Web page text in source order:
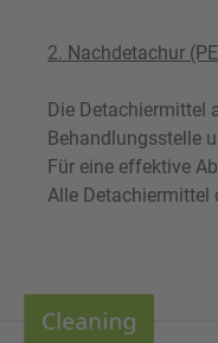
2. Nachdetachur
Die Detachiermittel
Behandlungsstelle
Für eine effektive
Alle Detachiermittel